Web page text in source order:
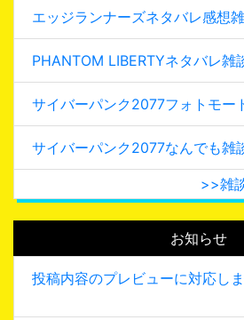
エッジランナーズネタバレ感想
PHANTOM LIBERTYネタバレ雑
サイバーパンク2077フォトモー
サイバーパンク2077なんでも雑
>>雑
お知らせ
投稿内容のプレビューに対応し